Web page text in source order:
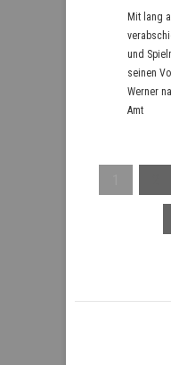
Mit lang
und
seinen
Werner
Amt